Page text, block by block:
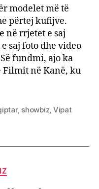
modelet më të
përtej kufijve.
në rrjetet e saj
saj foto dhe video
fundmi, ajo ka
Filmit në Kanë, ku
, showbiz, Vipat